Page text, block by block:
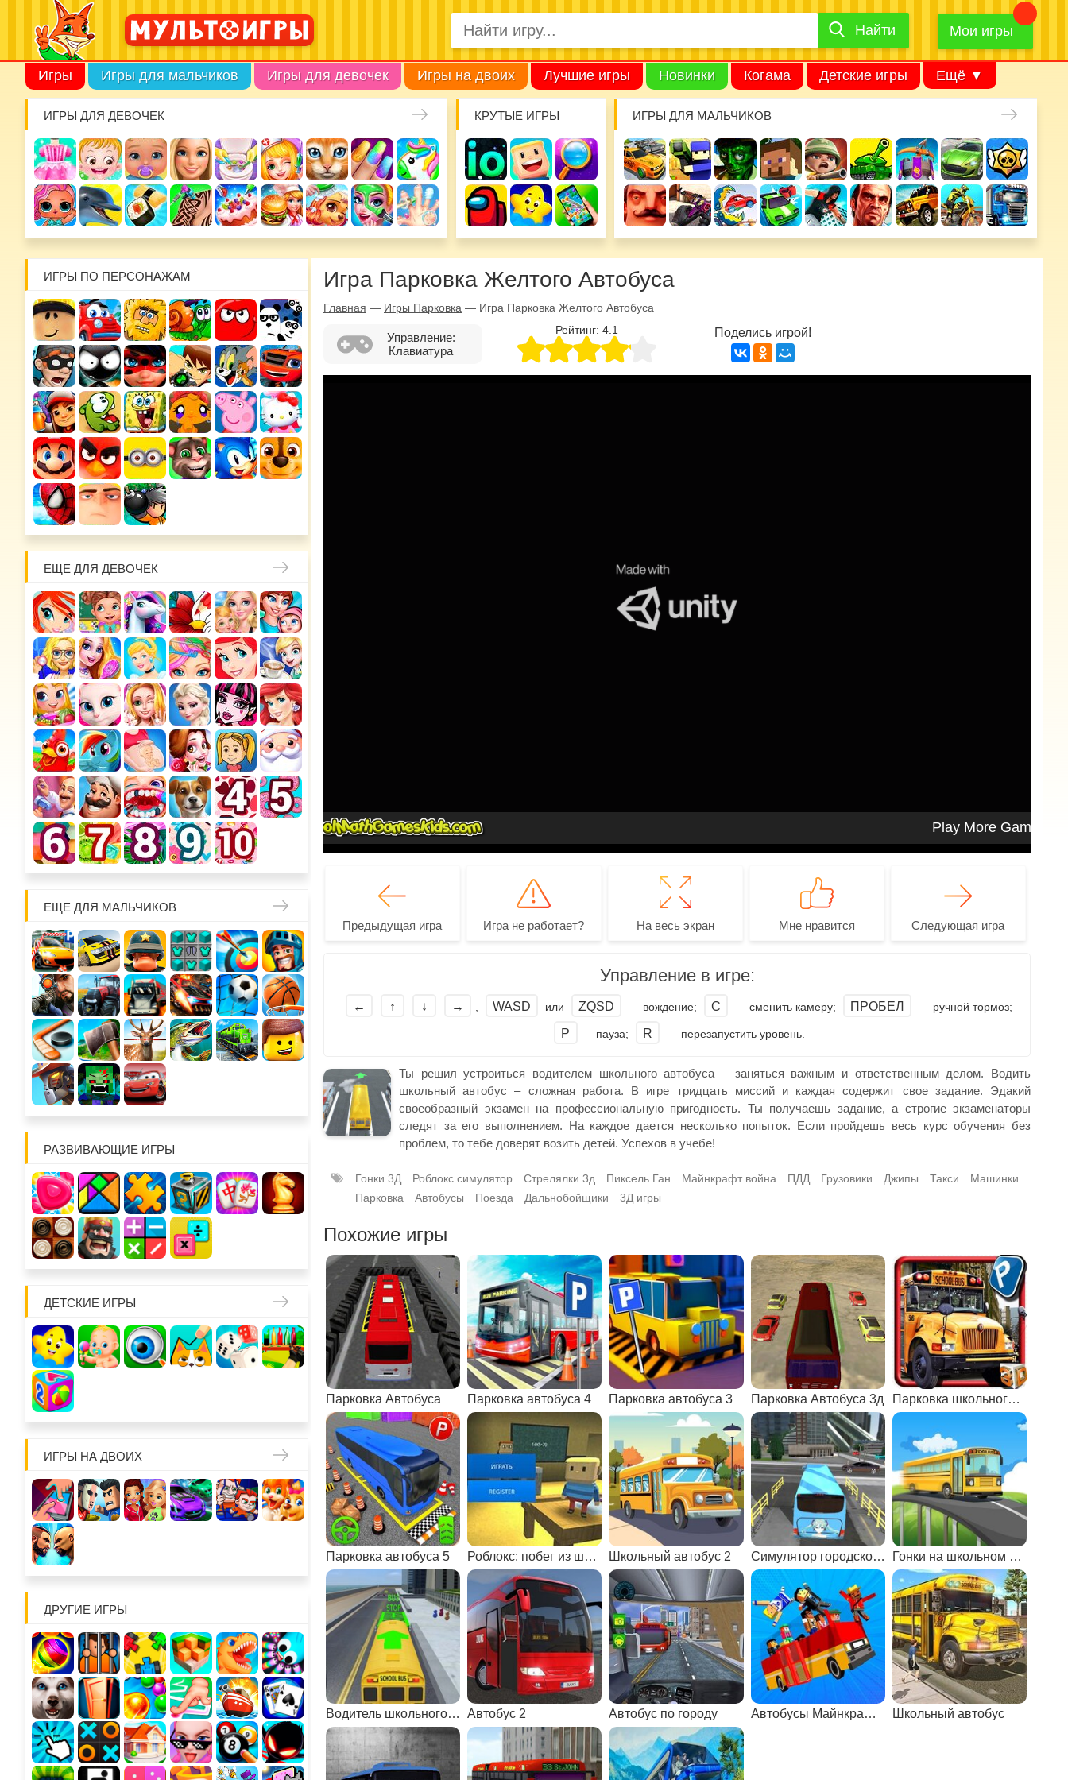
Найти
Найти Мои игры
Игры Игры для мальчиков Игры для девочек Игры на двоих Лучшие игры Новинки Когама Детские игры Ещё ▼
ИГРЫ ДЛЯ ДЕВОЧЕК КРУТЫЕ ИГРЫ ИГРЫ ДЛЯ МАЛЬЧИКОВ
ИГРЫ ПО ПЕРСОНАЖАМ
ЕЩЕ ДЛЯ ДЕВОЧЕК
ЕЩЕ ДЛЯ МАЛЬЧИКОВ
РАЗВИВАЮЩИЕ ИГРЫ
ДЕТСКИЕ ИГРЫ
ИГРЫ НА ДВОИХ
ДРУГИЕ ИГРЫ
Игра Парковка Желтого Автобуса
Главная — Игры Парковка — Игра Парковка Желтого Автобуса
Управление:
Клавиатура
Рейтинг: 4.1 Поделись игрой!
Предыдущая игра Игра не работает? На весь экран Мне нравится Следующая игра
Управление в игре:
← ↑ ↓ → WASD или ZQSD — вождение; C — сменить камеру; ПРОБЕЛ — ручной тормоз;
P —пауза; R — перезапустить уровень.
Ты решил устроиться водителем школьного автобуса – заняться важным и ответственным делом. Водить
школьный автобус – сложная работа. В игре тридцать миссий и каждая содержит свое задание. Эдакий
своеобразный экзамен на профессиональную пригодность. Ты получаешь задание, а строгие экзаменаторы
следят за его выполнением. На каждое дается несколько попыток. Если пройдешь весь курс обучения без
проблем, то тебе доверят возить детей. Успехов в учебе!
Гонки 3Д Роблокс симулятор Стрелялки 3д Пиксель Ган Майнкрафт война ПДД Грузовики Джипы Такси
Машинки
Парковка
Автобусы Поезда Дальнобойщики 3Д игры
Похожие игры
Парковка Автобуса Парковка автобуса 4 Парковка автобуса 3 Парковка Автобуса 3д Парковка школьного автобуса
Парковка автобуса 5 Роблокс: побег из школы Школьный автобус 2 Симулятор городского автобуса Гонки на школьном автобусе
Водитель школьного автобуса Автобус 2 Автобус по городу Автобусы Майнкрафта Школьный автобус